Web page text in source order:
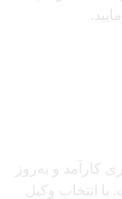
کارآمد و به‌روز
انتخاب وکیل